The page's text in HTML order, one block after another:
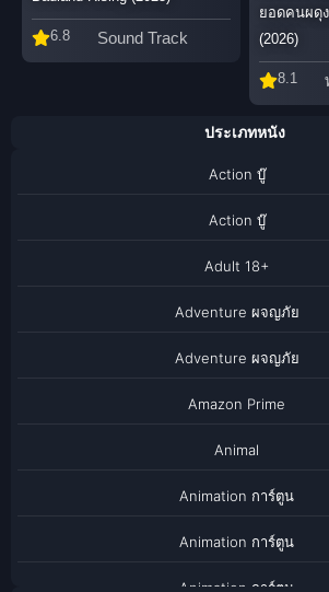
6.8 Sound Track
ยอดคนผดุ
(2026)
8.1
ประเภทหนัง
Action บู๊
Action บู๊
Adult 18+
Adventure ผจญภัย
Adventure ผจญภัย
Amazon Prime
Animal
Animation การ์ตูน
Animation การ์ตูน
Animation การ์ตูน